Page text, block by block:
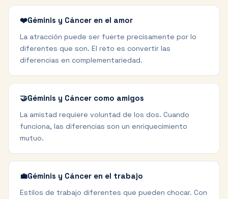
❤️Géminis y Cáncer en el amor
La atracción puede ser fuerte precisamente por lo
diferentes que son. El reto es convertir las
diferencias en complementariedad.
🤝Géminis y Cáncer como amigos
La amistad requiere voluntad de los dos. Cuando
funciona, las diferencias son un enriquecimiento
mutuo.
💼Géminis y Cáncer en el trabajo
Estilos de trabajo diferentes que pueden chocar. Con